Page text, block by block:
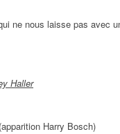
ne nous laisse pas avec
Haller
Harry Bosch)